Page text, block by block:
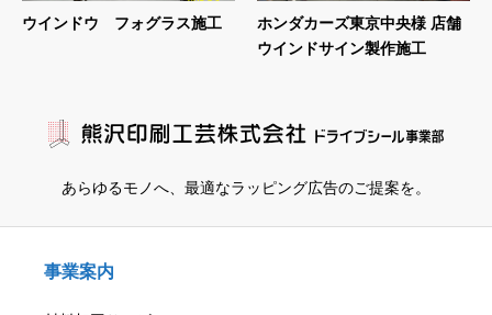
ウインドウ フォグラス施工
ホンダカーズ東京中央様 店舗
ウインドサイン製作施工
あらゆるモノへ、 最適なラッピング広告のご提案を。
事業案内